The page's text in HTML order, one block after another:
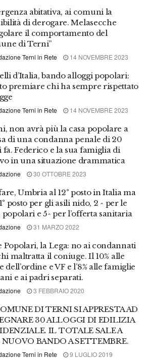
abitativa, ai comuni la
di derogare. Melasecche
il comportamento del
di Terni”
Terni in Rete 14 NOVEMBRE 2023
d’Italia, bando alloggi popolari:
premiare chi ha sempre rispettato
Terni in Rete 14 NOVEMBRE 2023
non avrà più la casa popolare a
di una condanna penale di 20
fa. Federico e la sua famiglia di
in una situazione drammatica
30 OTTOBRE 2023
Umbria al 12° posto in Italia ma
posto per gli asili nido, 2 ^ per le
popolari e 5^ per l’offerta sanitaria
31 MARZO 2022
Popolari, la Lega: no ai condannati
maltratta il coniuge. Il 10% alle
dell’ordine e VF e l’8% alle famiglie
e ai padri separati.
3 FEBBRAIO 2020
DI TERNI SI APPRESTA AD
30 ALLOGGI DI EDILIZIA
IL TOTALE SALE A
NUOVO BANDO A SETTEMBRE.
Terni in Rete 9 LUGLIO 2019